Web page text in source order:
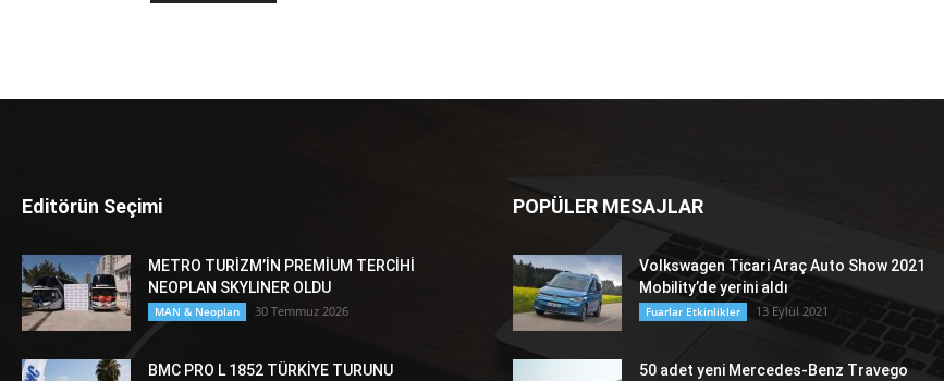
Editörün Seçimi
METRO TURİZM’İN PREMİUM TERCİHİ
NEOPLAN SKYLINER OLDU
MAN & Neoplan 30 Temmuz 2026
BMC PRO L 1852 TÜRKİYE TURUNU
POPÜLER MESAJLAR
Volkswagen Ticari Araç Auto Show 2021
Mobility’de yerini aldı
Fuarlar Etkinlikler 13 Eylül 2021
50 adet yeni Mercedes-Benz Travego